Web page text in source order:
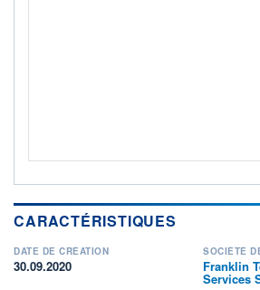
+
CARACTÉRISTIQUES
DATE DE CRÉATION
30.09.2020
SOCIÉTÉ
Franklin
Services